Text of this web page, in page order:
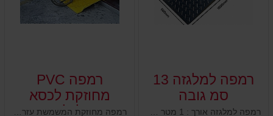
רמפה למלגזה 13
סמ גובה
רמפה למלגזה אורך : 1 מטר רוחב : 50 ס"מ גובה : 13 ס"מ 2 חורים מובנים לקיבוע לקרקע
רמפה PVC
מחוזקת לכסא
גלגלים
רמפה מחוזקת המשמשת עזר לכניסת כסא גלגלים לחנוית / עסקים / בתים / דירות רוחב : 130 ס"מ עומק : 70 ס"מ גובה בקצה : 8.5 ס"מ גובה אמצעי : 10.2 ס"מ